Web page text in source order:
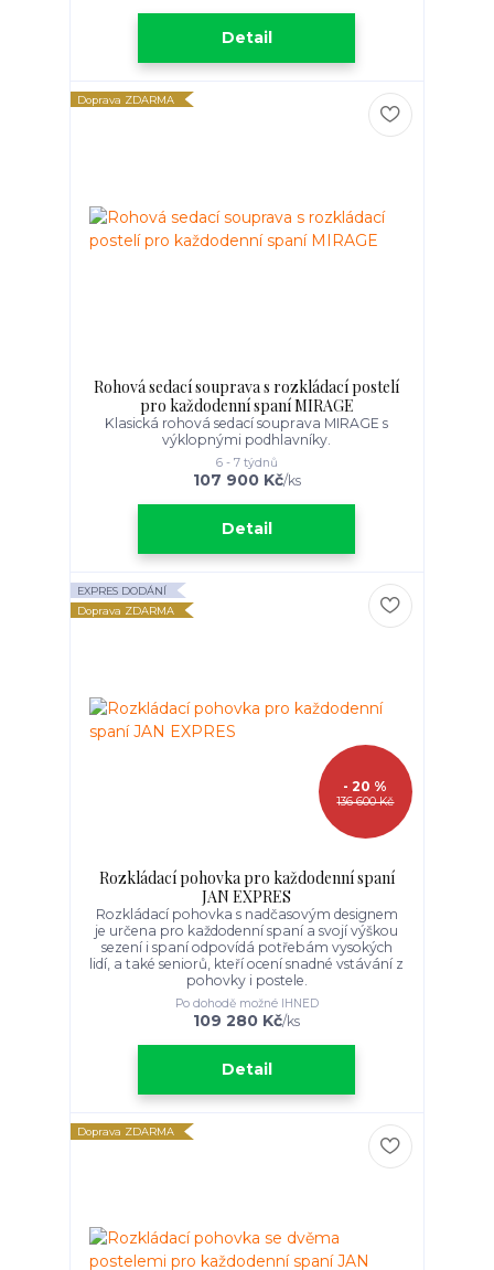
Detail
Doprava ZDARMA
Rohová sedací souprava s rozkládací postelí
pro každodenní spaní MIRAGE
Klasická rohová sedací souprava MIRAGE s
výklopnými podhlavníky.
107 900 Kč/ks
6 - 7 týdnů
Detail
EXPRES DODÁNÍ
Doprava ZDARMA
136 600 Kč
- 20 %
Rozkládací pohovka pro každodenní spaní
JAN EXPRES
Rozkládací pohovka s nadčasovým designem
je určena pro každodenní spaní a svojí výškou
sezení i spaní odpovídá potřebám vysokých
lidí, a také seniorů, kteří ocení snadné vstávání z
pohovky i postele.
109 280 Kč/ks
Po dohodě možné IHNED
Detail
Doprava ZDARMA